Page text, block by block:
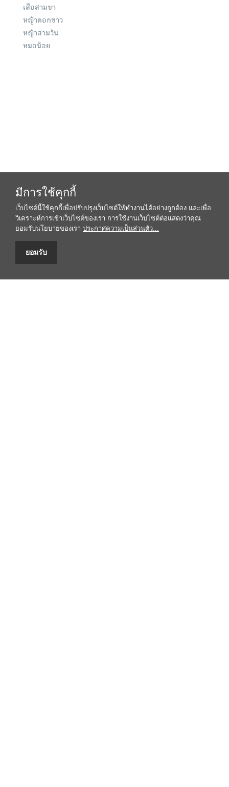
เสือสามขา
หญ้าดอกขาว
หญ้าสามวัน
หมอน้อย
มีการใช้คุกกี้
เว็บไซต์นี้ใช้คุกกี้เพื่อปรับปรุงเว็บไซต์ให้ทำงานได้อย่างถูกต้อง และเพื่อ
วิเคราะห์การเข้าเว็บไซต์ของเรา การใช้งานเว็บไซต์ต่อแสดงว่าคุณ
ยอมรับนโยบายของเรา ประกาศความเป็นส่วนตัว...
ยอมรับ